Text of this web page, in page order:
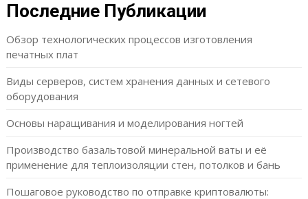
Последние Публикации
Обзор технологических процессов изготовления
печатных плат
Виды серверов, систем хранения данных и сетевого
оборудования
Основы наращивания и моделирования ногтей
Производство базальтовой минеральной ваты и её
применение для теплоизоляции стен, потолков и бань
Пошаговое руководство по отправке криптовалюты: